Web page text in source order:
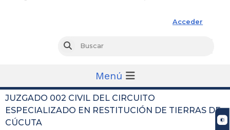
Acceder
Buscar
Menú
JUZGADO 002 CIVIL DEL CIRCUITO
ESPECIALIZADO EN RESTITUCIÓN DE TIERRAS DE
CÚCUTA